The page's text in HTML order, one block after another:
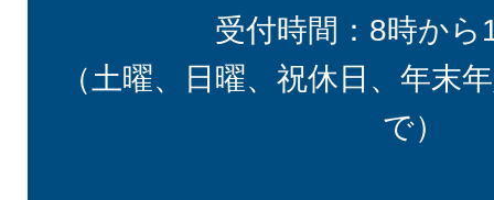
受付時間：8時から
（土曜、日曜、祝休日、年末
で）